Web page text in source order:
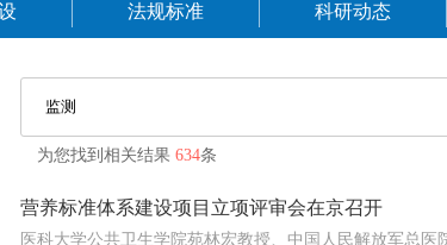
法规标准 科研动态
为您找到相关结果 634条
营养标准体系建设项目立项评审会在京召开
医科大学公共卫生学院苑林宏教授、中国人民解放军总